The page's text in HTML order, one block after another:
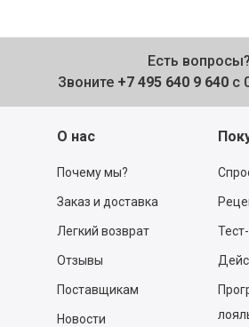
Есть вопросы?
Звоните +7 495 640 9 640 с
О нас
Почему мы?
Заказ и доставка
Легкий возврат
Отзывы
Поставщикам
Новости